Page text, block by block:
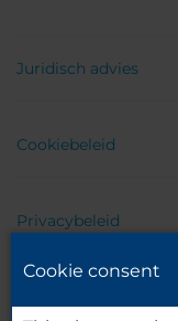
Juridisch advies
Cookiebeleid
Privacybeleid
Cookie consent